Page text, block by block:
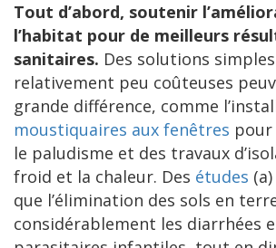
Tout d’abord, soutenir
l’habitat pour de meilleurs
sanitaires. Des solutions
relativement peu coûteuses
grande différence, comme
moustiquaires aux fenêtres
le paludisme et des travaux
froid et la chaleur. Des études
que l’élimination des sols en
considérablement les diarrhées